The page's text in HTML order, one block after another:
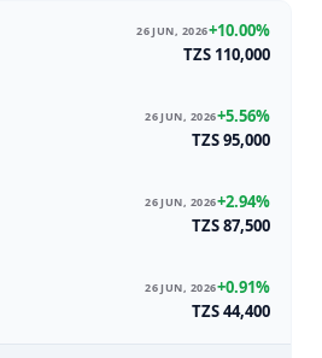
26 JUN, 2026+10.00%
TZS 110,000
26 JUN, 2026+5.56%
TZS 95,000
26 JUN, 2026+2.94%
TZS 87,500
26 JUN, 2026+0.91%
TZS 44,400